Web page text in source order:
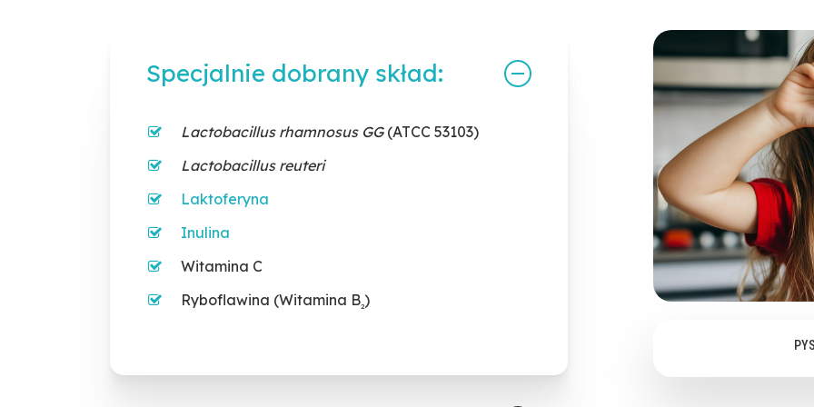
Specjalnie dobrany skład:
Lactobacillus rhamnosus GG(ATCC 53103)
Lactobacillus reuteri
Laktoferyna
Inulina
Witamina C
Ryboflawina (Witamina B2)
NIE